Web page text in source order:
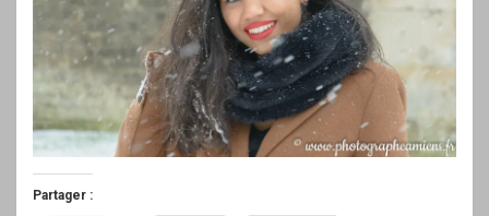
Partager :